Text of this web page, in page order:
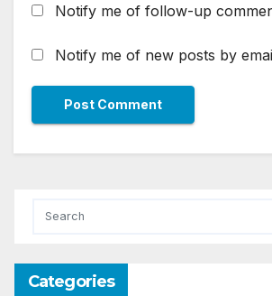
Notify me of follow-up
Notify me of new posts by
Categories